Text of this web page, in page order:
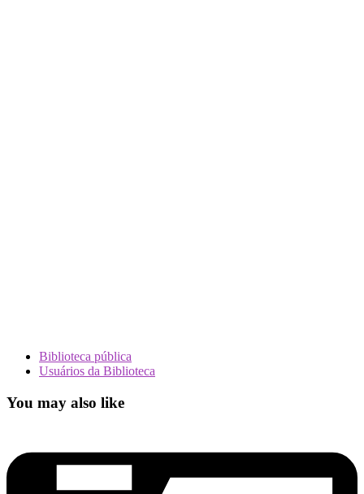
Biblioteca pública
Usuários da Biblioteca
You may also like